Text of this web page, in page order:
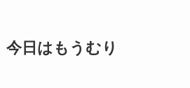
今日はもうむり